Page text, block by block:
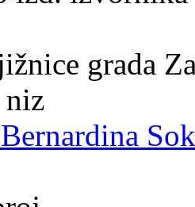
grada